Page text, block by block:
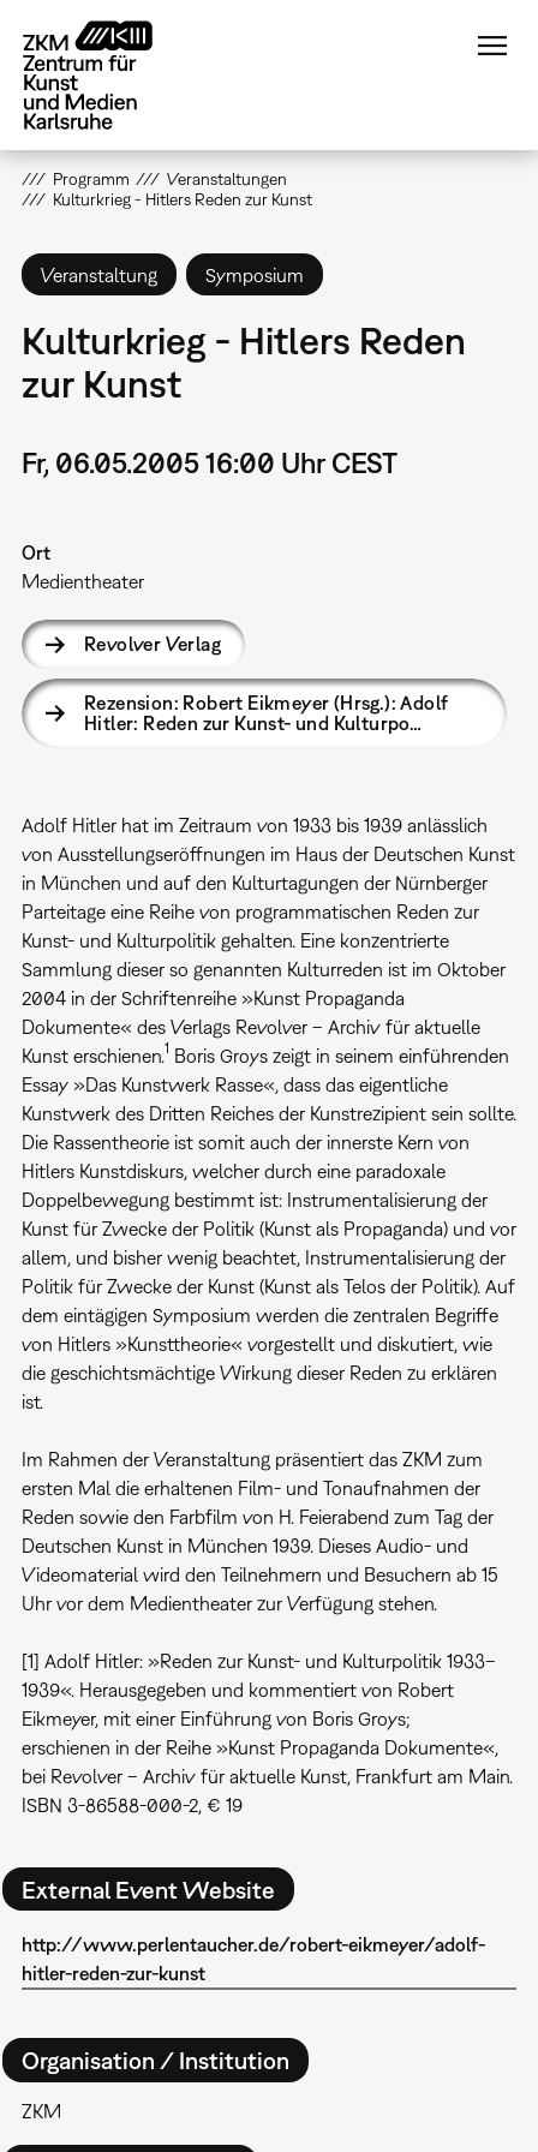
zum
Inhalt
Programm
Veranstaltungen
Kulturkrieg - Hitlers Reden zur Kunst
Veranstaltung Symposium
Kulturkrieg - Hitlers Reden
zur Kunst
Fr, 06.05.2005 16:00 Uhr CEST
Ort
Medientheater
Revolver Verlag
Rezension: Robert Eikmeyer (Hrsg.): Adolf
Hitler: Reden zur Kunst- und Kulturpo…
Adolf Hitler hat im Zeitraum von 1933 bis 1939 anlässlich
von Ausstellungseröffnungen im Haus der Deutschen Kunst
in München und auf den Kulturtagungen der Nürnberger
Parteitage eine Reihe von programmatischen Reden zur
Kunst- und Kulturpolitik gehalten. Eine konzentrierte
Sammlung dieser so genannten Kulturreden ist im Oktober
2004 in der Schriftenreihe »Kunst Propaganda
Dokumente« des Verlags Revolver – Archiv für aktuelle
Kunst erschienen.1 Boris Groys zeigt in seinem einführenden
Essay »Das Kunstwerk Rasse«, dass das eigentliche
Kunstwerk des Dritten Reiches der Kunstrezipient sein sollte.
Die Rassentheorie ist somit auch der innerste Kern von
Hitlers Kunstdiskurs, welcher durch eine paradoxale
Doppelbewegung bestimmt ist: Instrumentalisierung der
Kunst für Zwecke der Politik (Kunst als Propaganda) und vor
allem, und bisher wenig beachtet, Instrumentalisierung der
Politik für Zwecke der Kunst (Kunst als Telos der Politik). Auf
dem eintägigen Symposium werden die zentralen Begriffe
von Hitlers »Kunsttheorie« vorgestellt und diskutiert, wie
die geschichtsmächtige Wirkung dieser Reden zu erklären
ist.
Im Rahmen der Veranstaltung präsentiert das ZKM zum
ersten Mal die erhaltenen Film- und Tonaufnahmen der
Reden sowie den Farbfilm von H. Feierabend zum Tag der
Deutschen Kunst in München 1939. Dieses Audio- und
Videomaterial wird den Teilnehmern und Besuchern ab 15
Uhr vor dem Medientheater zur Verfügung stehen.
[1] Adolf Hitler: »Reden zur Kunst- und Kulturpolitik 1933–
1939«. Herausgegeben und kommentiert von Robert
Eikmeyer, mit einer Einführung von Boris Groys;
erschienen in der Reihe »Kunst Propaganda Dokumente«,
bei Revolver – Archiv für aktuelle Kunst, Frankfurt am Main.
ISBN 3-86588-000-2, € 19
External Event Website
http://www.perlentaucher.de/robert-eikmeyer/adolf-
hitler-reden-zur-kunst
Organisation / Institution
ZKM